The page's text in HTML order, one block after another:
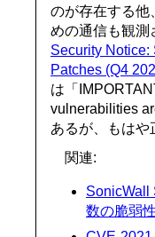
のが存在する他
めの通信も観測
Security Notice:
Patches (Q4
は「
vulnerabilities
あるが、もはや
関連:
SonicWall
数の脆弱